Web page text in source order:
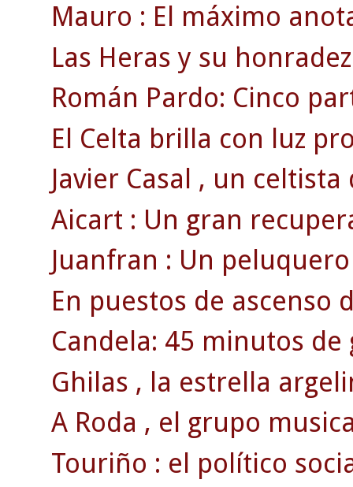
Mauro : El máximo
Las Heras y su
Román Pardo: Cinco
El Celta brilla con luz
Javier Casal , un celtista
Aicart : Un gran
Juanfran : Un
En puestos de ascenso
Candela: 45 minutos
Ghilas , la estrella
A Roda , el grupo
Touriño : el político